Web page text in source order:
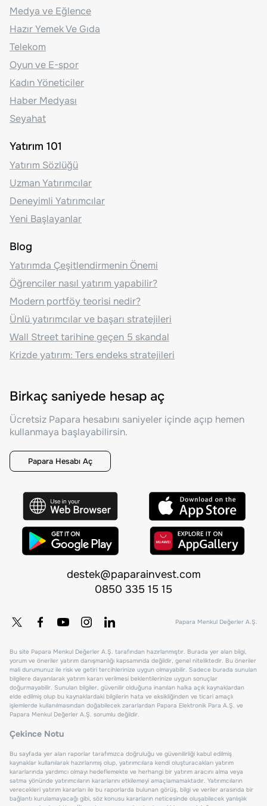
Medya ve Eğlence
Hazır Yemek Ve Gıda
Telekom
Oyun ve E-spor
Kadın Yöneticiler
Haber Medyası
Seyahat
Yatırım 101
Yatırım Sözlüğü
Uzman Yatırımcılar
Deneyimli Yatırımcılar
Yeni Başlayanlar
Blog
Yatırımda Çeşitlendirmenin Önemi
Öğrenciler nasıl yatırım yapabilir?
Modern portföy teorisi nedir?
Ünlü yatırımcılar ve başarı stratejileri
Wall Street tarihine geçen 5 skandal
Krizde yatırım: Ters endeks stratejileri
Birkaç saniyede hesap aç
Ücretsiz Papara hesabını saniyeler içinde açıp hemen
kullanmaya başlayabilirsin.
Papara Hesabı Aç
destek@paparainvest.com
0850 335 15 15
Papara Menkul Değerler A.Ş.
Bu site Papara Menkul Değerler A.Ş. tarafından hazırlanmıştır. Burada yer alan bilgi,
yorum ve öneriler yatırım danışmanlığı kapsamında değildir, genel niteliktedir. Bu öneriler
mali durumunuz ile risk ve getiri tercihlerinize uygun olmayabilir. Sadece burada sunulan
bilgilere dayanılarak yatırım kararı verilmesi beklentilerinize uygun sonuçlar
doğurmayabilir. Sunulan bilgiler, güvenilir olduğuna inanılan halka açık kaynaklardan
elde edilmiş olup bu kaynaklardaki bilgilerin hata ve eksikliğinden ve ticari amaçlı
işlemlerde kullanılmasından doğabilecek zararlardan Papara Elektronik Para A.Ş. ve
Papara Menkul Değerler A.Ş. sorumlu değildir.
Çekince Notu
Bu sayfada yer alan raporlar tarafımızca doğruluğu ve güvenilirliği kabul edilmiş
kaynaklar kullanılarak hazırlanmış olup, yatırımcılara kendi oluşturacakları yatırım
kararlarında yardımcı olmayı hedeflemekte ve herhangi bir yatırım aracını alma veya
satma yönünde yatırımcıların kararlarını etkilemeyi amaçlamamaktadır. Yatırımcıların
verecekleri yatırım kararları ile bu raporlarda bulunan görüş, bilgi ve veriler arasında bir
bağlantı kurulamayacağı gibi, söz konusu kararların neticesinde oluşabilecek yanlışlık